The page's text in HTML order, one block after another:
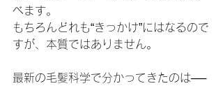
べます。
もちろんどれも“きっかけ”にはなるので
すが、本質ではありません。
最新の毛髪科学で分かってきたのは──